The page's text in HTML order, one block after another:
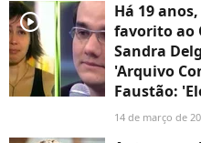
player2
Há 19
favorito ao
Sandra
'Arquivo
Faustão:
14 de março de